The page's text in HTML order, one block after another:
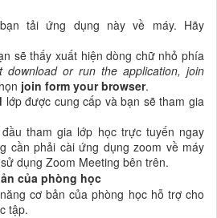
tải ứng dụng này về máy. Hãy
sẽ thấy xuất hiện dòng chữ nhỏ phía
download or run the application, join
join form your browser.
lớp được cung cấp và bạn sẽ tham gia
tham gia lớp học trực tuyến ngay
cần phải cài ứng dụng zoom về máy
dụng Zoom Meeting bên trên.
của phòng học
cơ bản của phòng học hỗ trợ cho
tập.